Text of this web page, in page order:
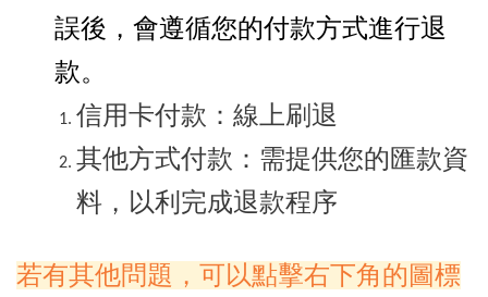
誤後，會遵循您的付款方式進行退
款。
信用卡付款：線上刷退
其他方式付款：需提供您的匯款資
料，以利完成退款程序
若有其他問題，可以點擊右下角的圖標